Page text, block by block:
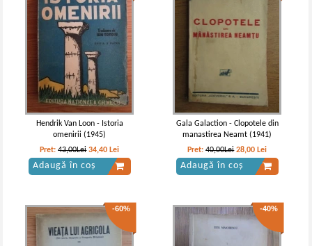
Hendrik Van Loon - Istoria
omenirii (1945)
Pret:43,00Lei 34,40 Lei
Adaugă în coș
Gala Galaction - Clopotele din
manastirea Neamt (1941)
Pret:40,00Lei 28,00 Lei
Adaugă în coș
-60% -40%